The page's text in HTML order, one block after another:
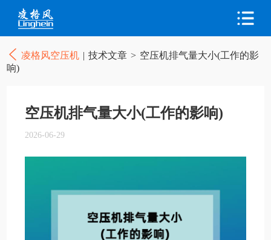
凌格风空压机 | 技术文章 > 空压机排气量大小(工作的影
响)
空压机排气量大小(工作的影响)
2026-06-29